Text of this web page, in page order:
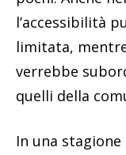
l’accessibilità
limitata,
verrebbe
quelli della
In una